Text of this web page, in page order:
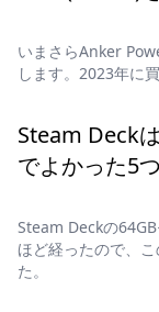
いまさらAnker
します。2023年に
Steam Deck
でよかった5
Steam Deckの
ほど経ったので、
た。